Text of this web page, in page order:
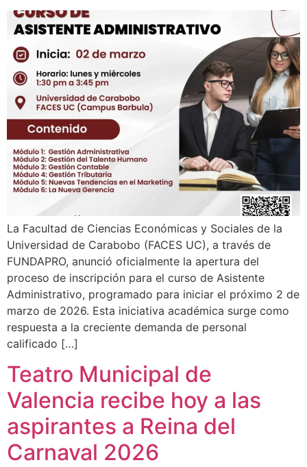
La Facultad de Ciencias Económicas y Sociales de la
Universidad de Carabobo (FACES UC), a través de
FUNDAPRO, anunció oficialmente la apertura del
proceso de inscripción para el curso de Asistente
Administrativo, programado para iniciar el próximo 2 de
marzo de 2026. Esta iniciativa académica surge como
respuesta a la creciente demanda de personal
calificado […]
Teatro Municipal de
Valencia recibe hoy a las
aspirantes a Reina del
Carnaval 2026